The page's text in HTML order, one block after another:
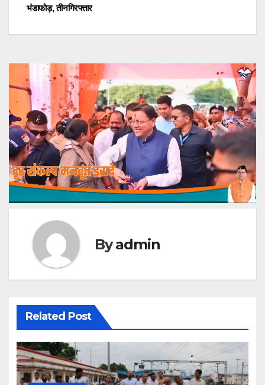
भंडाफोड़, तीनगिरफ्तार
Byadmin
Related Post